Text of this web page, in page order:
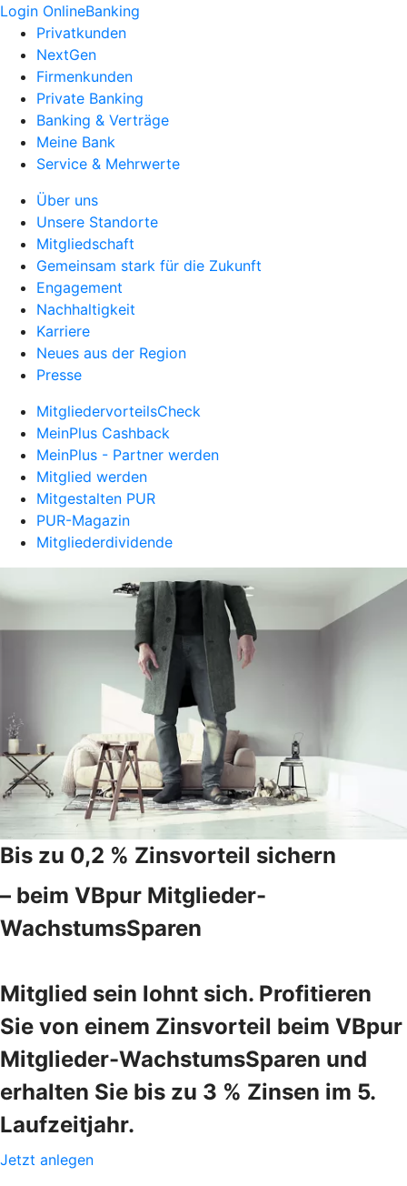
Login OnlineBanking
Privatkunden
NextGen
Firmenkunden
Private Banking
Banking & Verträge
Meine Bank
Service & Mehrwerte
Über uns
Unsere Standorte
Mitgliedschaft
Gemeinsam stark für die Zukunft
Engagement
Nachhaltigkeit
Karriere
Neues aus der Region
Presse
MitgliedervorteilsCheck
MeinPlus Cashback
MeinPlus - Partner werden
Mitglied werden
Mitgestalten PUR
PUR-Magazin
Mitgliederdividende
Bis zu 0,2 % Zinsvorteil sichern
– beim VBpur Mitglieder-
WachstumsSparen
Mitglied sein lohnt sich. Profitieren
Sie von einem Zinsvorteil beim VBpur
Mitglieder-WachstumsSparen und
erhalten Sie bis zu 3 % Zinsen im 5.
Laufzeitjahr.
Jetzt anlegen